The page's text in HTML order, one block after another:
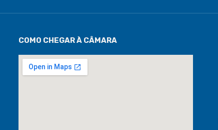
COMO CHEGAR À CÂMARA